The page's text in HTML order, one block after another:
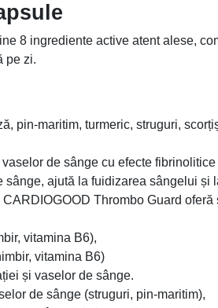
8 ingrediente active atent alese,
pe zi.
pin-maritim, turmeric, struguri,
de sânge cu efecte
ajută la fuidizarea sângelui și
Thrombo Guard
vitamina B6),
vitamina B6)
și vaselor de sânge.
de sânge (struguri, pin-maritim),